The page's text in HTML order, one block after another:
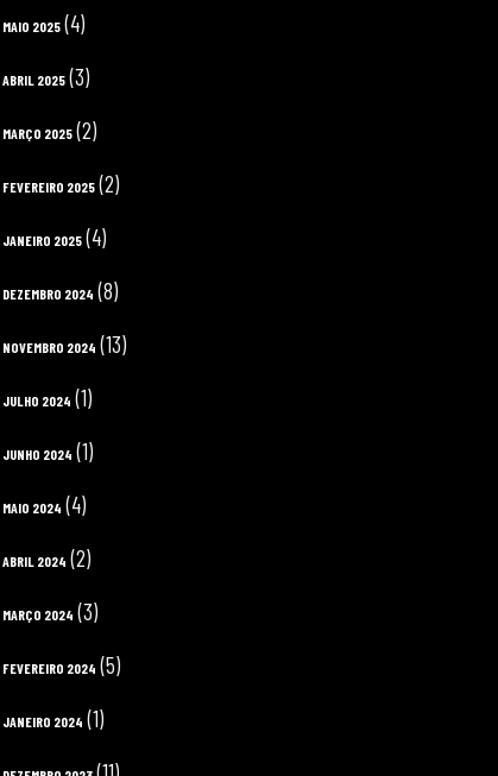
MAIO 2025 (4)
ABRIL 2025 (3)
MARÇO 2025 (2)
FEVEREIRO 2025 (2)
JANEIRO 2025 (4)
DEZEMBRO 2024 (8)
NOVEMBRO 2024 (13)
JULHO 2024 (1)
JUNHO 2024 (1)
MAIO 2024 (4)
ABRIL 2024 (2)
MARÇO 2024 (3)
FEVEREIRO 2024 (5)
JANEIRO 2024 (1)